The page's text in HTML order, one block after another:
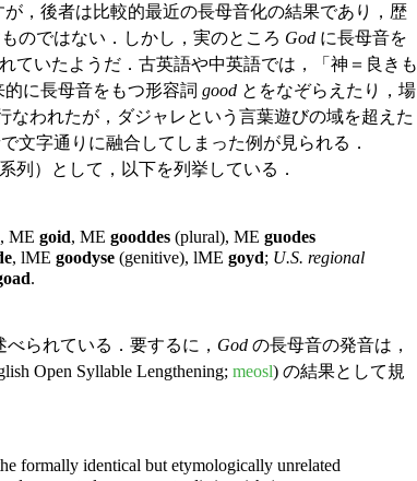
，後者は比較的最近の長母音化の結果であり，歴
のではない．しかし，実のところ God に長母音を
ていたようだ．古英語や中英語では，「神＝良きも
的に長母音をもつ形容詞 good とをなぞらえたり，場
なわれたが，ダジャレという言葉遊びの域を超えた
文字通りに融合してしまった例が見られる．
列）として，以下を列挙している．
, ME goid, ME gooddes (plural), ME guodes
, lME goodyse (genitive), lME goyd; U.S. regional
.
られている．要するに， God の長母音の発音は，
Open Syllable Lengthening; meosl) の結果として規
formally identical but etymologically unrelated